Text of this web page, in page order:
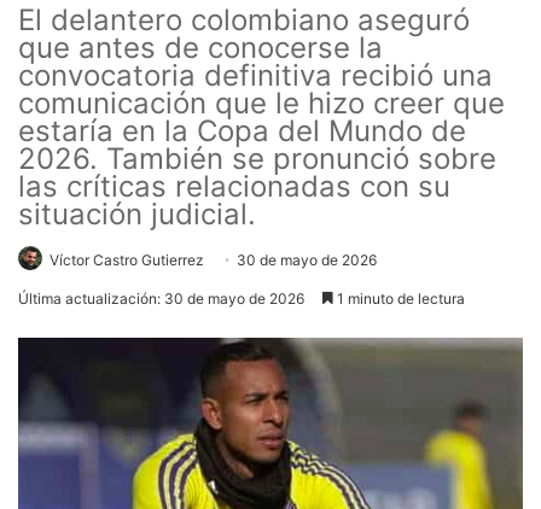
El delantero colombiano aseguró
que antes de conocerse la
convocatoria definitiva recibió una
comunicación que le hizo creer que
estaría en la Copa del Mundo de
2026. También se pronunció sobre
las críticas relacionadas con su
situación judicial.
Víctor Castro Gutierrez 30 de mayo de 2026
Última actualización: 30 de mayo de 2026 1 minuto de lectura